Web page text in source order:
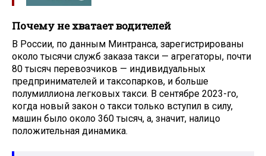
Почему не хватает водителей
В России, по данным Минтранса, зарегистрированы
около тысячи служб заказа такси — агрегаторы, почти
80 тысяч перевозчиков — индивидуальных
предпринимателей и таксопарков, и больше
полумиллиона легковых такси. В сентябре 2023-го,
когда новый закон о такси только вступил в силу,
машин было около 360 тысяч, а, значит, налицо
положительная динамика.